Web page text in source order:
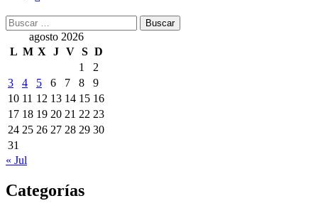
Buscar:
agosto 2026
L M X J V S D
1
2
3
4 5 6 7 8
9
10 11 12 13 14 15 16
17 18 19 20 21 22 23
24 25 26 27 28 29 30
31
« Jul
Categorías